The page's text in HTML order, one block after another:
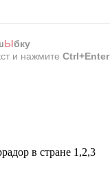
Ыбку
и нажмите Ctrl+Enter
в стране 1,2,3